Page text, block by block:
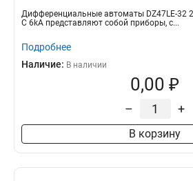
Дифференциальные автоматы DZ47LE-32
С 6kA представляют собой приборы, с...
Подробнее
Наличие: В наличии
0,00 ₽
– +
В корзину